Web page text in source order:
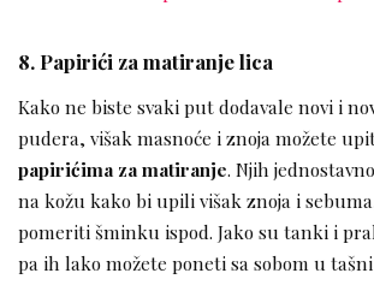
8. Papirići za matiranje lica
Kako ne biste svaki put dodavale novi i
pudera, višak masnoće i znoja možete
papirićima za matiranje. Njih
na kožu kako bi upili višak znoja i
pomeriti šminku ispod. Jako su tanki i
pa ih lako možete poneti sa sobom u